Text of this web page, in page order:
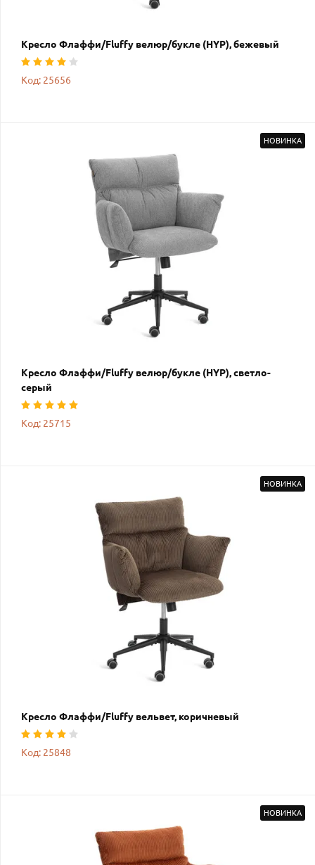
Кресло Флаффи/Fluffy велюр/букле (HYP), бежевый
Код: 25656
НОВИНКА
Кресло Флаффи/Fluffy велюр/букле (HYP), светло-
серый
Код: 25715
НОВИНКА
Кресло Флаффи/Fluffy вельвет, коричневый
Код: 25848
НОВИНКА